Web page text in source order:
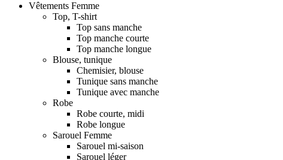
Vêtements Femme
Top, T-shirt
Top sans manche
Top manche courte
Top manche longue
Blouse, tunique
Chemisier, blouse
Tunique sans manche
Tunique avec manche
Robe
Robe courte, midi
Robe longue
Sarouel Femme
Sarouel mi-saison
Sarouel léger